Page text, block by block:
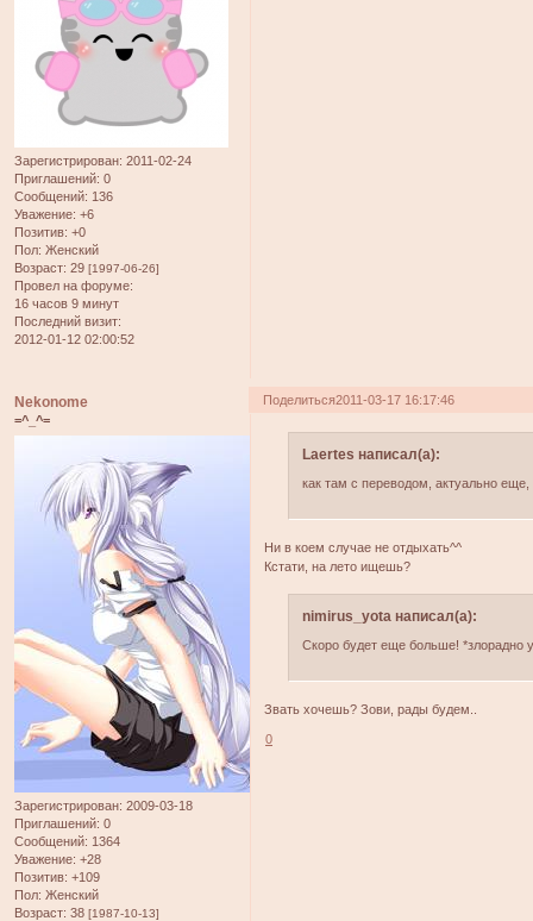
Зарегистрирован: 2011-02-24
Приглашений: 0
Сообщений: 136
Уважение: +6
Позитив: +0
Пол: Женский
Возраст: 29 [1997-06-26]
Провел на форуме:
16 часов 9 минут
Последний визит:
2012-01-12 02:00:52
Поделиться2011-03-17 16:17:46
Nekonome
=^_^=
Зарегистрирован: 2009-03-18
Приглашений: 0
Сообщений: 1364
Уважение: +28
Позитив: +109
Пол: Женский
Возраст: 38 [1987-10-13]
Laertes написал(а):
как там с переводом, актуально
Ни в коем случае не отдыхать^^
Кстати, на лето ищешь?
nimirus_yota написал(а):
Скоро будет еще больше! *злорадно
Звать хочешь? Зови, рады будем..
0